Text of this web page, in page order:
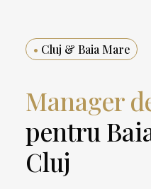
advice, set
Through
shows and
gained in the
• Cluj & Baia Mare
Manager
pentru
Cluj